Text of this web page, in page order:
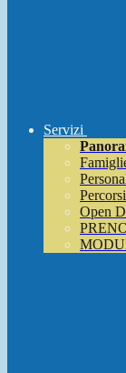
Servizi
Open